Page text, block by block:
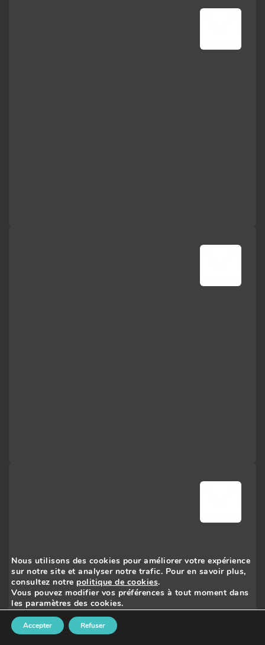
Nous utilisons des cookies pour améliorer votre expérience
sur notre site et analyser notre trafic. Pour en savoir plus,
consultez notre politique de cookies.
Vous pouvez modifier vos préférences à tout moment dans
les paramètres des cookies.
Accepter Refuser